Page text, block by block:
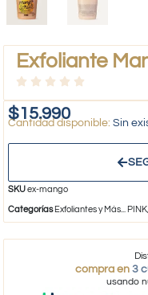
Exfoliante
$15.990 Sin
SKUex-mango
Categorías Exfoliantes y Más... PINK
compra en 3
usando